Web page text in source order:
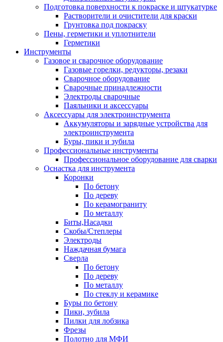
Подготовка поверхности к покраске и штукатурке
Растворители и очистители для краски
Грунтовка под покраску
Пены, герметики и уплотнители
Герметики
Инструменты
Газовое и сварочное оборудование
Газовые горелки, редукторы, резаки
Сварочное оборудование
Сварочные принадлежности
Электроды сварочные
Паяльники и аксессуары
Аксессуары для электроинструмента
Аккумуляторы и зарядные устройства для
электроинструмента
Буры, пики и зубила
Профессиональные инструменты
Профессиональное оборудование для сварки
Оснастка для инструмента
Коронки
По бетону
По дереву
По керамограниту
По металлу
Биты,Насадки
Скобы/Степлеры
Электроды
Наждачная бумага
Сверла
По бетону
По дереву
По металлу
По стеклу и керамике
Буры по бетону
Пики, зубила
Пилки для лобзика
Фрезы
Полотно для МФИ